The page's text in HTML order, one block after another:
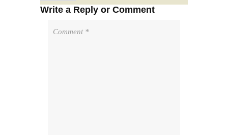
Write a Reply or Comment